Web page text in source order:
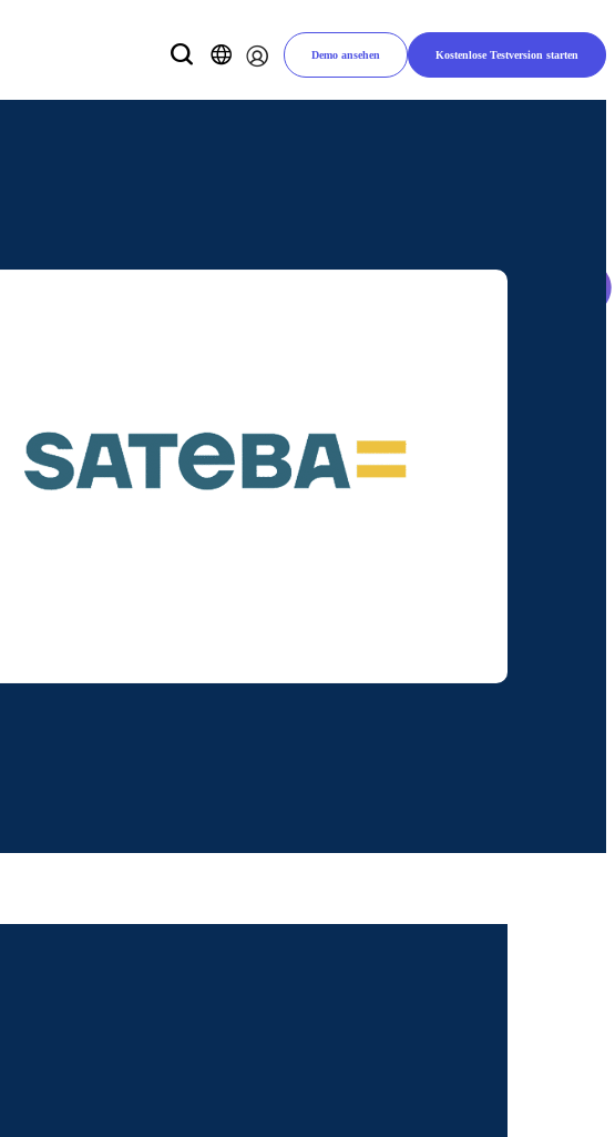
Demo ansehen Kostenlose Testversion starten